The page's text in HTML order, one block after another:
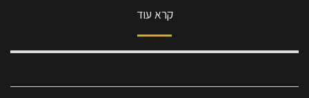
קרא עוד